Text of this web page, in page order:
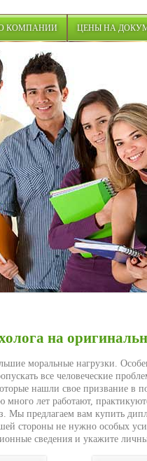
КОМПАНИИ ЦЕНЫ НА
на
моральные нагрузки.
все человеческие
нашли свое призвание в
много лет работают,
Мы предлагаем вам купить
стороны не нужно особых
сведения и укажите